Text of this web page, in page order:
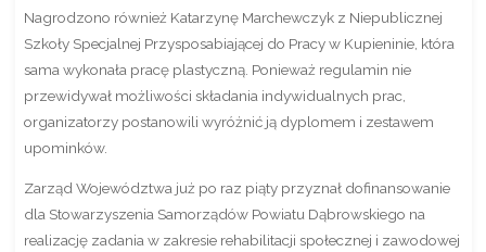
Nagrodzono również Katarzynę Marchewczyk z Niepublicznej
Szkoły Specjalnej Przysposabiającej do Pracy w Kupieninie, która
sama wykonała pracę plastyczną. Ponieważ regulamin nie
przewidywał możliwości składania indywidualnych prac,
organizatorzy postanowili wyróżnić ją dyplomem i zestawem
upominków.
Zarząd Województwa już po raz piąty przyznał dofinansowanie
dla Stowarzyszenia Samorządów Powiatu Dąbrowskiego na
realizację zadania w zakresie rehabilitacji społecznej i zawodowej